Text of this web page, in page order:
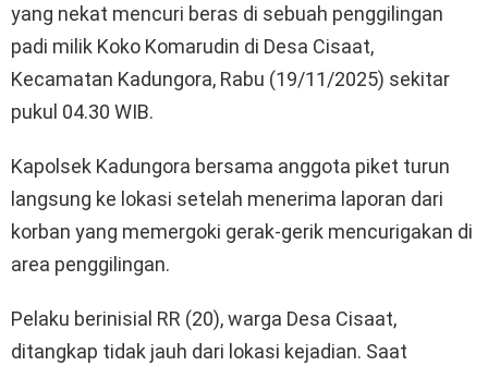
yang nekat mencuri beras di sebuah penggilingan
padi milik Koko Komarudin di Desa Cisaat,
Kecamatan Kadungora, Rabu (19/11/2025) sekitar
pukul 04.30 WIB.
Kapolsek Kadungora bersama anggota piket turun
langsung ke lokasi setelah menerima laporan dari
korban yang memergoki gerak-gerik mencurigakan di
area penggilingan.
Pelaku berinisial RR (20), warga Desa Cisaat,
ditangkap tidak jauh dari lokasi kejadian. Saat